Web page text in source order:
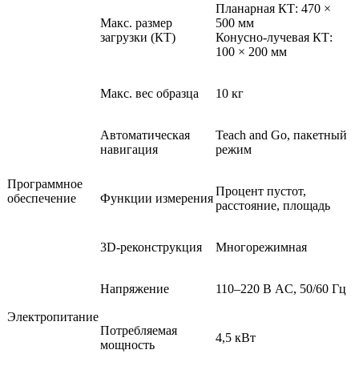
Макс. размер
загрузки (КТ)
Планарная КТ: 470 ×
500 мм
Конусно-лучевая КТ:
100 × 200 мм
Макс. вес образца 10 кг
Программное
обеспечение
Автоматическая
навигация
Teach and Go, пакетный
режим
Функции измерения
Процент пустот,
расстояние, площадь
3D-реконструкция Многорежимная
Электропитание
Напряжение 110–220 В AC, 50/60 Гц
Потребляемая
мощность
4,5 кВт